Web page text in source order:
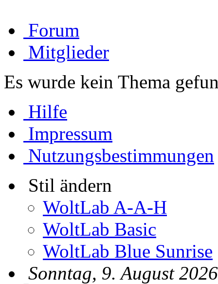
Forum
Mitglieder
Es wurde kein Thema
Hilfe
Impressum
Nutzungsbestimmungen
Stil ändern
WoltLab A-A-H
WoltLab Basic
WoltLab Blue Sunrise
Sonntag, 9. August